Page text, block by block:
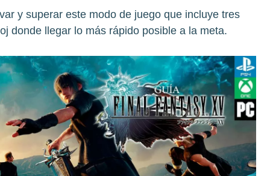
y superar este modo de juego que incluye tres
donde llegar lo más rápido posible a la meta.